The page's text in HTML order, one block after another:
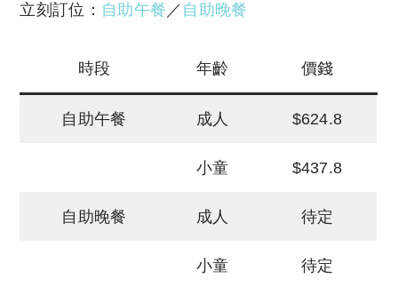
立刻訂位： 自助午餐 ／ 自助晚餐
時段 年齡 價錢
自助午餐 成人 $624.8
小童 $437.8
自助晚餐 成人 待定
小童 待定